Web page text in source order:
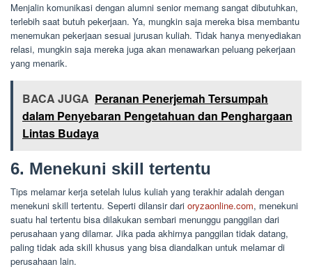
Menjalin komunikasi dengan alumni senior memang sangat dibutuhkan,
terlebih saat butuh pekerjaan. Ya, mungkin saja mereka bisa membantu
menemukan pekerjaan sesuai jurusan kuliah. Tidak hanya menyediakan
relasi, mungkin saja mereka juga akan menawarkan peluang pekerjaan
yang menarik.
BACA JUGA Peranan Penerjemah Tersumpah
dalam Penyebaran Pengetahuan dan Penghargaan
Lintas Budaya
6. Menekuni skill tertentu
Tips melamar kerja setelah lulus kuliah yang terakhir adalah dengan
menekuni skill tertentu. Seperti dilansir dari oryzaonline.com, menekuni
suatu hal tertentu bisa dilakukan sembari menunggu panggilan dari
perusahaan yang dilamar. Jika pada akhirnya panggilan tidak datang,
paling tidak ada skill khusus yang bisa diandalkan untuk melamar di
perusahaan lain.